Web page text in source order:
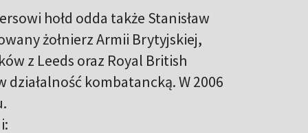
hołd odda także Stanisław
żołnierz Armii Brytyjskiej,
z Leeds oraz Royal British
działalność kombatancką. W 2006